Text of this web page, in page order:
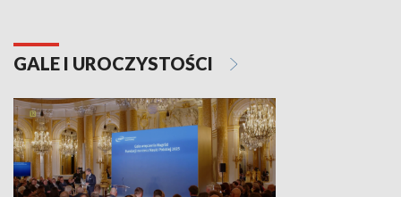
GALE I UROCZYSTOŚCI